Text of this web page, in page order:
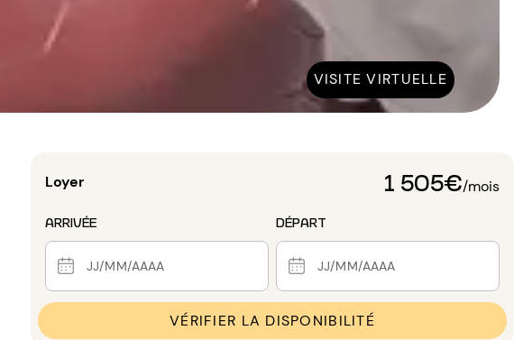
VISITE VIRTUELLE
Loyer 1 505€/mois
ARRIVÉE DÉPART
VÉRIFIER LA DISPONIBILITÉ